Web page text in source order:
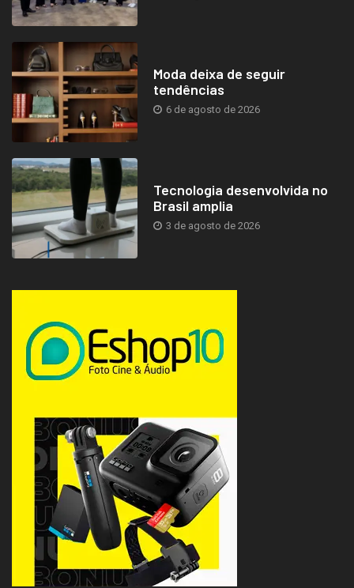
Moda deixa de seguir
tendências
6 de agosto de 2026
Tecnologia desenvolvida no
Brasil amplia
3 de agosto de 2026